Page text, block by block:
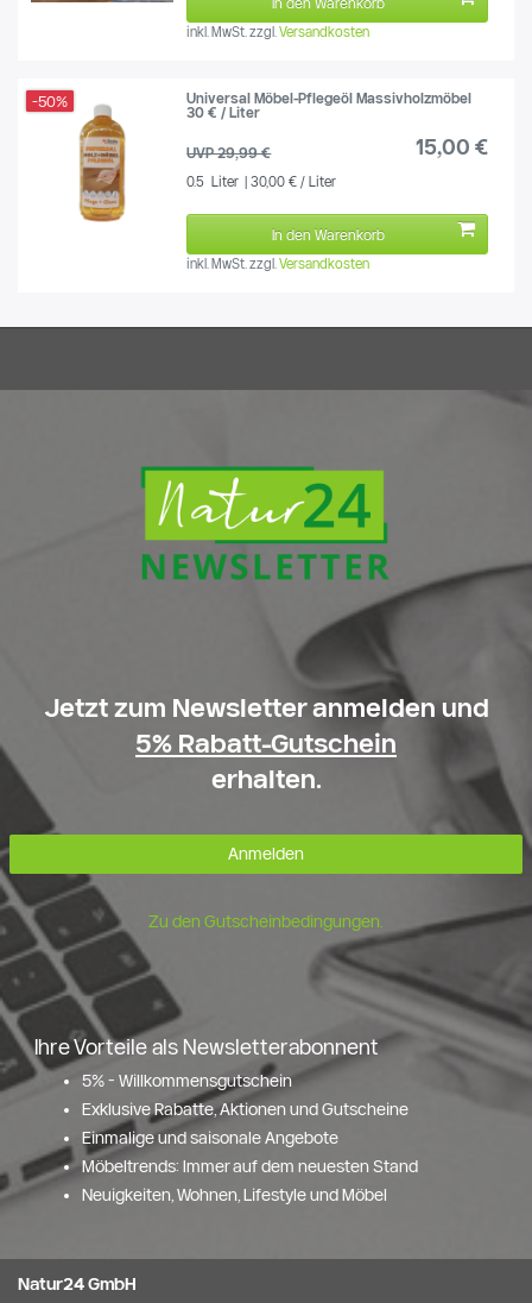
inkl. MwSt. zzgl.Versandkosten
-50%
Universal Möbel-Pflegeöl Massivholzmöbel
30 € / Liter
UVP 29,99 € 15,00 €
0.5 Liter | 30,00 € / Liter
In den Warenkorb
inkl. MwSt. zzgl.Versandkosten
Jetzt zum Newsletter anmelden und
5% Rabatt-Gutschein
erhalten.
Anmelden
Zu den Gutscheinbedingungen.
Ihre Vorteile als Newsletterabonnent
5% - Willkommensgutschein
Exklusive Rabatte, Aktionen und Gutscheine
Einmalige und saisonale Angebote
Möbeltrends: Immer auf dem neuesten Stand
Neuigkeiten, Wohnen, Lifestyle und Möbel
Natur24 GmbH